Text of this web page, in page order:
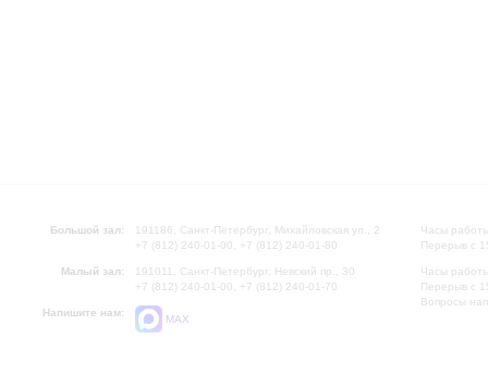
Большой зал:
191186, Санкт-Петербург, Михайловская ул., 2
+7 (812) 240-01-00, +7 (812) 240-01-80
Малый зал:
191011, Санкт-Петербург, Невский пр., 30
+7 (812) 240-01-00, +7 (812) 240-01-70
Напишите нам:
MAX
Часы
Перерыв с
Часы
Перерыв с
Вопросы